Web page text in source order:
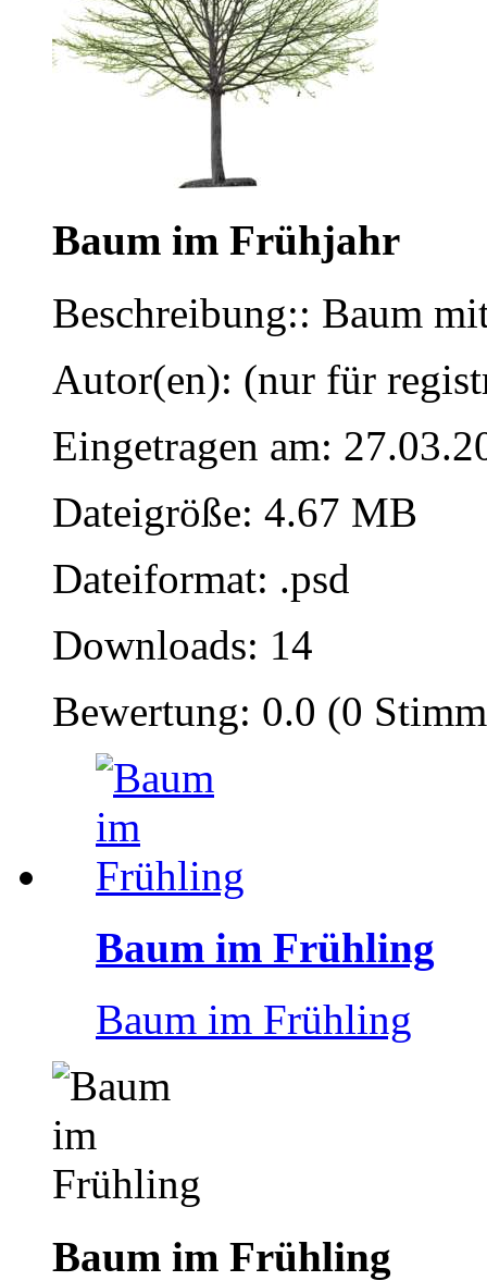
Baum im Frühjahr
Beschreibung:: Baum
Autor(en): (nur für
Eingetragen am:
Dateigröße: 4.67 MB
Dateiformat: .psd
Downloads: 14
Bewertung: 0.0 (0
Baum im Frühling
Baum im Frühling
Baum im Frühling